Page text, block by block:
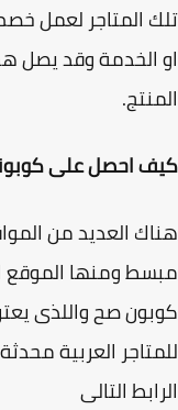
المتاجر لعمل خصم
احصل على
العديد من
ومنها الموقع
صح واللذى يعتر
العربية
التالى